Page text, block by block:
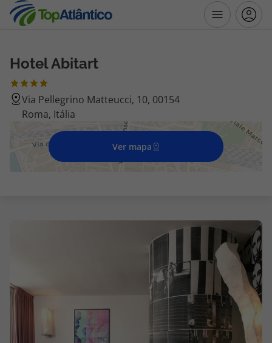
Destinos
Voos
Voos + Hotel
Cruzeiros
Hotel Abitart
Via Pellegrino Matteucci, 10, 00154
Roma, Itália
Ver mapa